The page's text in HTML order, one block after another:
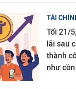
TÀI
Tối 21/
lãi sau
thành
như